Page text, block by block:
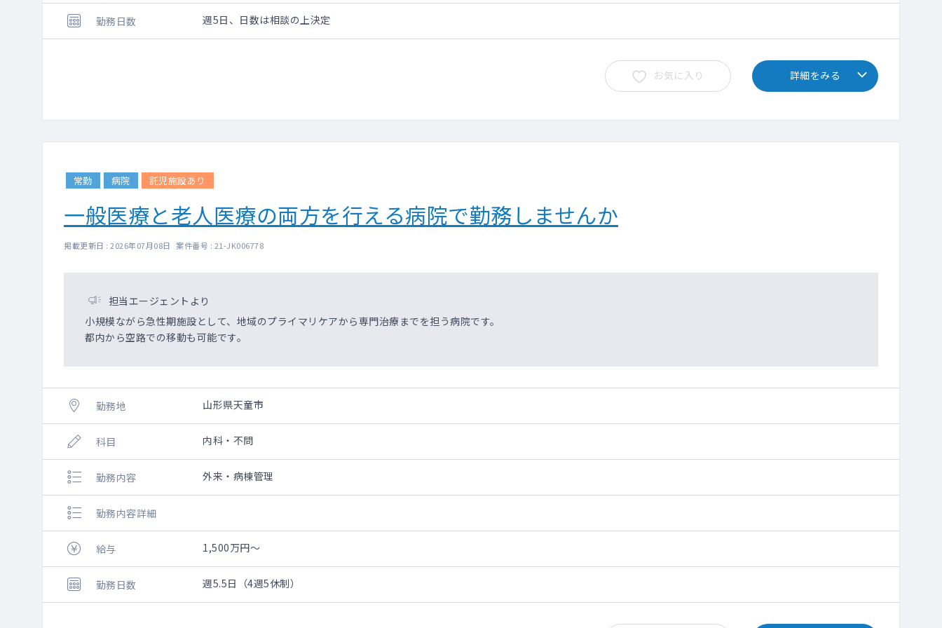
勤務日数 週5日、日数は相談の上決定
お気に入り 詳細をみる
常勤 病院 託児施設あり
一般医療と老人医療の両方を行える病院で勤務しませんか
掲載更新日 : 2026年07月08日 案件番号 : 21-JK006778
担当エージェントより
小規模ながら急性期施設として、地域のプライマリケアから専門治療までを担う病院です。
都内から空路での移動も可能です。
勤務地 山形県天童市
科目 内科・不問
勤務内容 外来・病棟管理
勤務内容詳細
給与 1,500万円～
勤務日数 週5.5日（4週5休制）